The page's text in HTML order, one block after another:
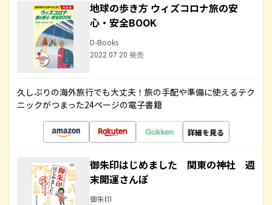
地球の歩き方 ウィズコロナ旅の安
心・安全BOOK
D-Books
2022.07.20 発売
久しぶりの海外旅行でも大丈夫！旅の手配や準備に使えるテク
ニックがつまった24ページの電子書籍
詳細を見る
御朱印はじめました 関東の神社 週
末開運さんぽ
御朱印